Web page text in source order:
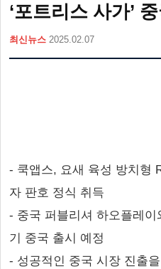
‘포트리스 사가’
최신뉴스 2025.02.07
- 쿡앱스, 요새 육성 방치형
자 판호 정식 취득
- 중국 퍼블리셔 하오플레
기 중국 출시 예정
- 성공적인 중국 시장 진출